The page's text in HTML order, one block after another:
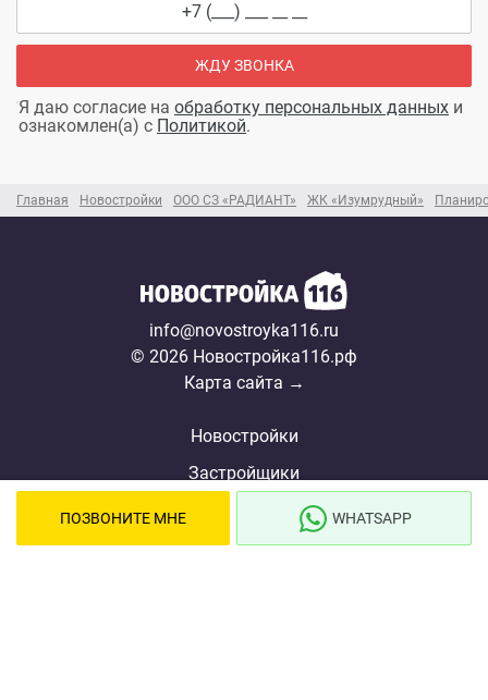
Главная Новостройки ООО СЗ «РАДИАНТ» ЖК «Изумрудный»
ЖДУ ЗВОНКА
Я даю согласие на обработку персональных данных и
ознакомлен(а) с Политикой.
info@novostroyka116.ru
© 2026 Новостройка116.рф
Карта сайта →
Новостройки
Застройщики
Ипотечный калькулятор
ПОЗВОНИТЕ МНЕ WHATSAPP